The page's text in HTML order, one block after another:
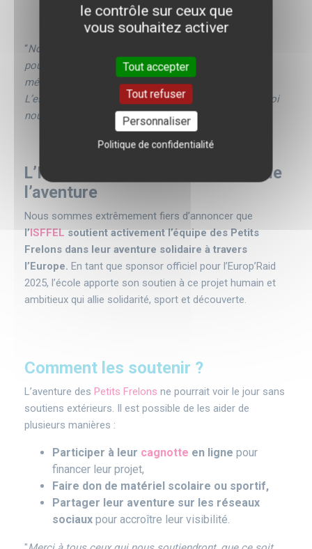
Organisation du trajet
partenaires, planification des étapes.
“Nous avons identifié quelques défis auxquels nous
pourrions être confrontés, comme une panne
mécanique ou le manque de place dans la voiture.
L’essentiel, c’est d’être bien préparé et de savoir à quoi
nous attendre.
L’ISFFEL, partenaire et sponsor de
l’aventure
Nous sommes extrêmement fiers d’annoncer que
l’ISFFELsoutient activement l’équipe des Petits
Frelons dans leur aventure solidaire à travers
l’Europe. En tant que sponsor officiel pour l’Europ’Raid
2025, l’école apporte son soutien à ce projet humain et
ambitieux qui allie solidarité, sport et découverte.
Comment les soutenir ?
L’aventure des Petits Frelons ne pourrait voir le jour sans
soutiens extérieurs. Il est possible de les aider de
plusieurs manières :
Participer à leur cagnotte en ligne pour
financer leur projet,
Faire don de matériel scolaire ou sportif,
Partager leur aventure sur les réseaux
sociaux pour accroître leur visibilité.
le contrôle sur ceux que
vous souhaitez activer
Tout accepter
Tout refuser
Personnaliser
Politique de confidentialité